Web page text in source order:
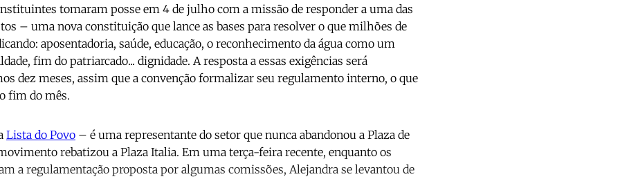
tomaram posse em 4 de julho com a missão de responder a uma das
– uma nova constituição que lance as bases para resolver o que milhões de
aposentadoria, saúde, educação, o reconhecimento da água como um
fim do patriarcado... dignidade. A resposta a essas exigências será
dez meses, assim que a convenção formalizar seu regulamento interno, o que
fim do mês.
Lista do Povo – é uma representante do setor que nunca abandonou a Plaza de
rebatizou a Plaza Italia. Em uma terça-feira recente, enquanto os
a regulamentação proposta por algumas comissões, Alejandra se levantou de